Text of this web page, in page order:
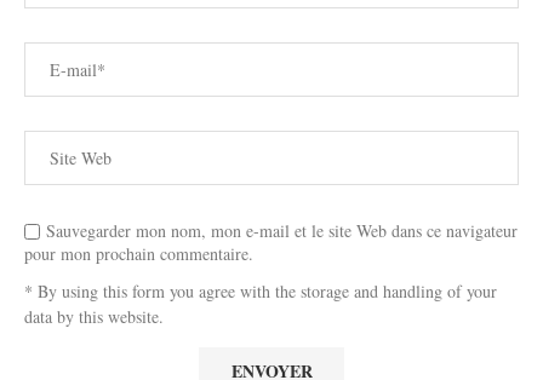
Sauvegarder mon nom, mon e-mail et le site Web dans ce navigateur
pour mon prochain commentaire.
* By using this form you agree with the storage and handling of your
data by this website.